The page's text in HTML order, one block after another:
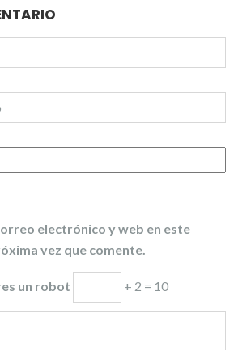
electrónico y web en este
vez que comente.
un robot + 2 = 10